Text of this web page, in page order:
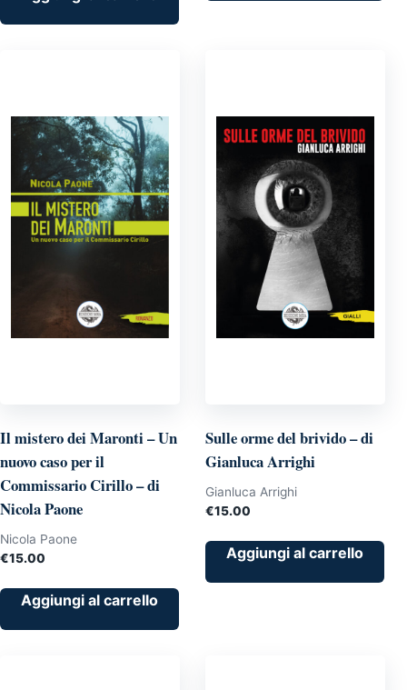
Il mistero dei Maronti – Un
nuovo caso per il
Commissario Cirillo – di
Nicola Paone
Nicola Paone
€15.00
Aggiungi al carrello
Sulle orme del brivido – di
Gianluca Arrighi
Gianluca Arrighi
€15.00
Aggiungi al carrello